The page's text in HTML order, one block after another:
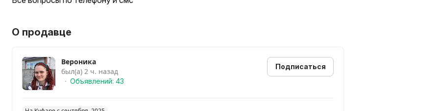
О продавце
Вероника
был(а) 2 ч. назад
Объявлений: 43
Подписаться